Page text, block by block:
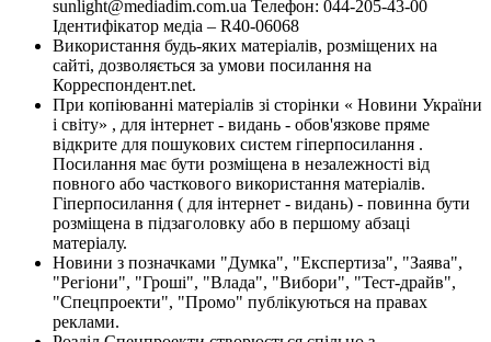
sunlight@mediadim.com.ua Телефон: 044-205-43-00
Ідентифікатор медіа – R40-06068
Використання будь-яких матеріалів, розміщених на
сайті, дозволяється за умови посилання на
Корреспондент.net.
При копіюванні матеріалів зі сторінки « Новини України
і світу» , для інтернет - видань - обов'язкове пряме
відкрите для пошукових систем гіперпосилання .
Посилання має бути розміщена в незалежності від
повного або часткового використання матеріалів.
Гіперпосилання ( для інтернет - видань) - повинна бути
розміщена в підзаголовку або в першому абзаці
матеріалу.
Новини з позначками "Думка", "Експертиза", "Заява",
"Регіони", "Гроші", "Влада", "Вибори", "Тест-драйв",
"Спецпроекти", "Промо" публікуються на правах
реклами.